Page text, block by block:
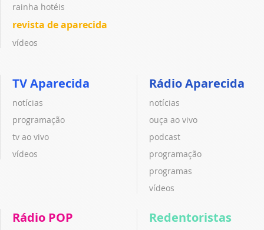
rainha hotéis
revista de aparecida
vídeos
TV Aparecida
notícias
programação
tv ao vivo
vídeos
Rádio Aparecida
notícias
ouça ao vivo
podcast
programação
programas
vídeos
Rádio POP Redentoristas